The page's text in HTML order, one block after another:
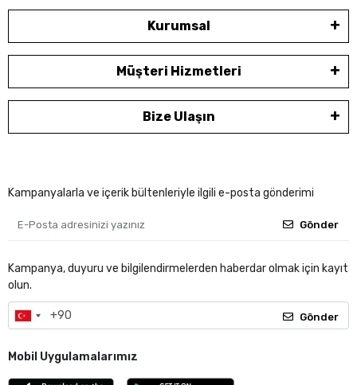
Kurumsal
Müşteri Hizmetleri
Bize Ulaşın
Kampanyalarla ve içerik bültenleriyle ilgili e-posta gönderimi
Gönder
Kampanya, duyuru ve bilgilendirmelerden haberdar olmak için kayıt
olun.
Gönder
Mobil Uygulamalarımız